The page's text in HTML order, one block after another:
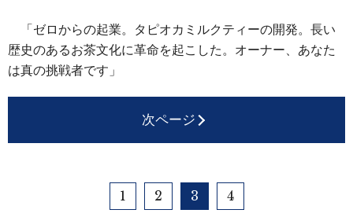
「ゼロからの起業。タピオカミルクティーの開発。長い
歴史のあるお茶文化に革命を起こした。オーナー、あなた
は真の挑戦者です」
次ページ
1 2 3 4